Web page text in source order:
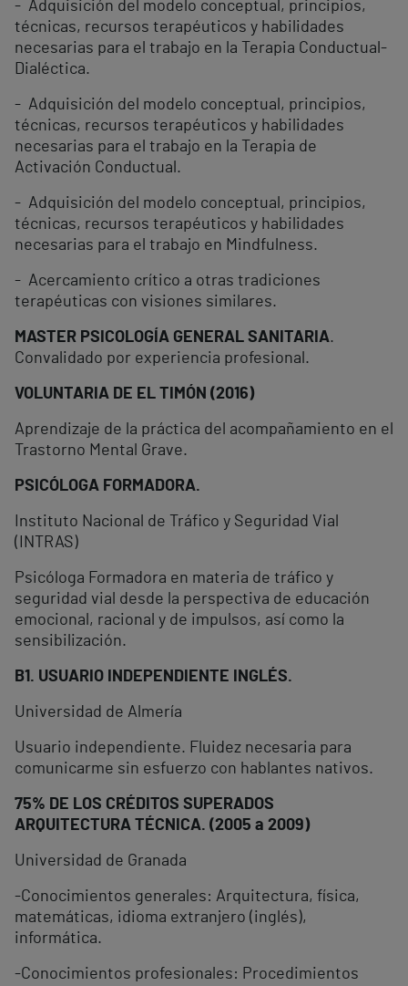
- Adquisición del modelo conceptual, principios,
técnicas, recursos terapéuticos y habilidades
necesarias para el trabajo en la Terapia Conductual-
Dialéctica.
- Adquisición del modelo conceptual, principios,
técnicas, recursos terapéuticos y habilidades
necesarias para el trabajo en la Terapia de
Activación Conductual.
- Adquisición del modelo conceptual, principios,
técnicas, recursos terapéuticos y habilidades
necesarias para el trabajo en Mindfulness.
- Acercamiento crítico a otras tradiciones
terapéuticas con visiones similares.
MASTER PSICOLOGÍA GENERAL SANITARIA.
Convalidado por experiencia profesional.
VOLUNTARIA DE EL TIMÓN (2016)
Aprendizaje de la práctica del acompañamiento en el
Trastorno Mental Grave.
PSICÓLOGA FORMADORA.
Instituto Nacional de Tráfico y Seguridad Vial
(INTRAS)
Psicóloga Formadora en materia de tráfico y
seguridad vial desde la perspectiva de educación
emocional, racional y de impulsos, así como la
sensibilización.
B1. USUARIO INDEPENDIENTE INGLÉS.
Universidad de Almería
Usuario independiente. Fluidez necesaria para
comunicarme sin esfuerzo con hablantes nativos.
75% DE LOS CRÉDITOS SUPERADOS
ARQUITECTURA TÉCNICA. (2005 a 2009)
Universidad de Granada
-Conocimientos generales: Arquitectura, física,
matemáticas, idioma extranjero (inglés),
informática.
-Conocimientos profesionales: Procedimientos